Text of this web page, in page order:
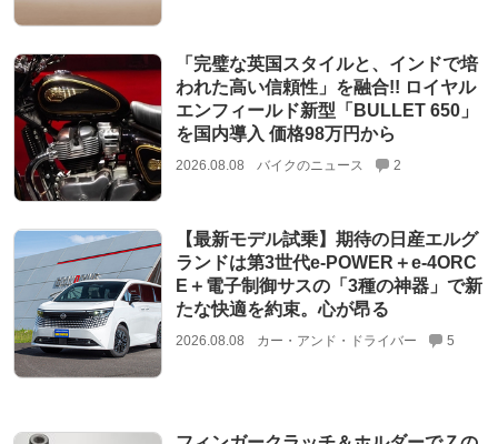
「完璧な英国スタイルと、インドで培
われた高い信頼性」を融合!! ロイヤル
エンフィールド新型「BULLET 650」
を国内導入 価格98万円から
2026.08.08 バイクのニュース 2
【最新モデル試乗】期待の日産エルグ
ランドは第3世代e-POWER＋e-4ORC
E＋電子制御サスの「3種の神器」で新
たな快適を約束。心が昂る
2026.08.08 カー・アンド・ドライバー 5